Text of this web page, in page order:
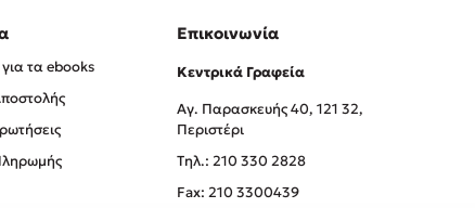
τα ebooks
Επικοινωνία
Κεντρικά Γραφεία
Αγ. Παρασκευής 40, 121 32,
Περιστέρι
Tηλ.: 210 330 2828
Fax: 210 3300439